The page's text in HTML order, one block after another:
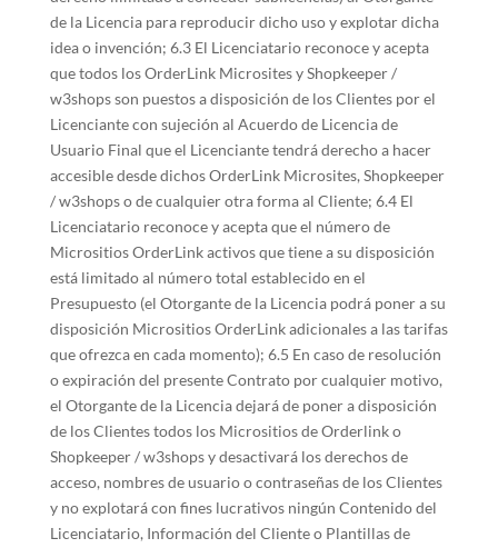
de la Licencia para reproducir dicho uso y explotar dicha
idea o invención; 6.3 El Licenciatario reconoce y acepta
que todos los OrderLink Microsites y Shopkeeper /
w3shops son puestos a disposición de los Clientes por el
Licenciante con sujeción al Acuerdo de Licencia de
Usuario Final que el Licenciante tendrá derecho a hacer
accesible desde dichos OrderLink Microsites, Shopkeeper
/ w3shops o de cualquier otra forma al Cliente; 6.4 El
Licenciatario reconoce y acepta que el número de
Micrositios OrderLink activos que tiene a su disposición
está limitado al número total establecido en el
Presupuesto (el Otorgante de la Licencia podrá poner a su
disposición Micrositios OrderLink adicionales a las tarifas
que ofrezca en cada momento); 6.5 En caso de resolución
o expiración del presente Contrato por cualquier motivo,
el Otorgante de la Licencia dejará de poner a disposición
de los Clientes todos los Micrositios de Orderlink o
Shopkeeper / w3shops y desactivará los derechos de
acceso, nombres de usuario o contraseñas de los Clientes
y no explotará con fines lucrativos ningún Contenido del
Licenciatario, Información del Cliente o Plantillas de